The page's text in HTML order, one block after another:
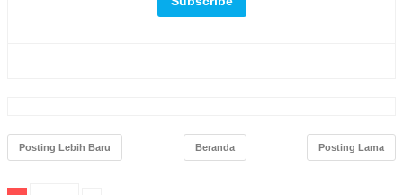
Posting Lebih Baru Posting Lama
Beranda